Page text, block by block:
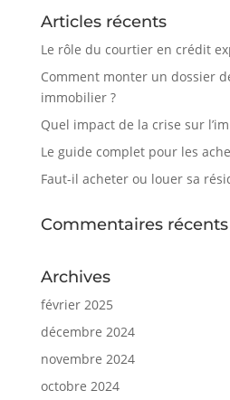
Articles récents
Le rôle du courtier en crédit
Comment monter un dossier
immobilier ?
Quel impact de la crise sur
Le guide complet pour les
Faut-il acheter ou louer sa
Commentaires récents
Archives
février 2025
décembre 2024
novembre 2024
octobre 2024